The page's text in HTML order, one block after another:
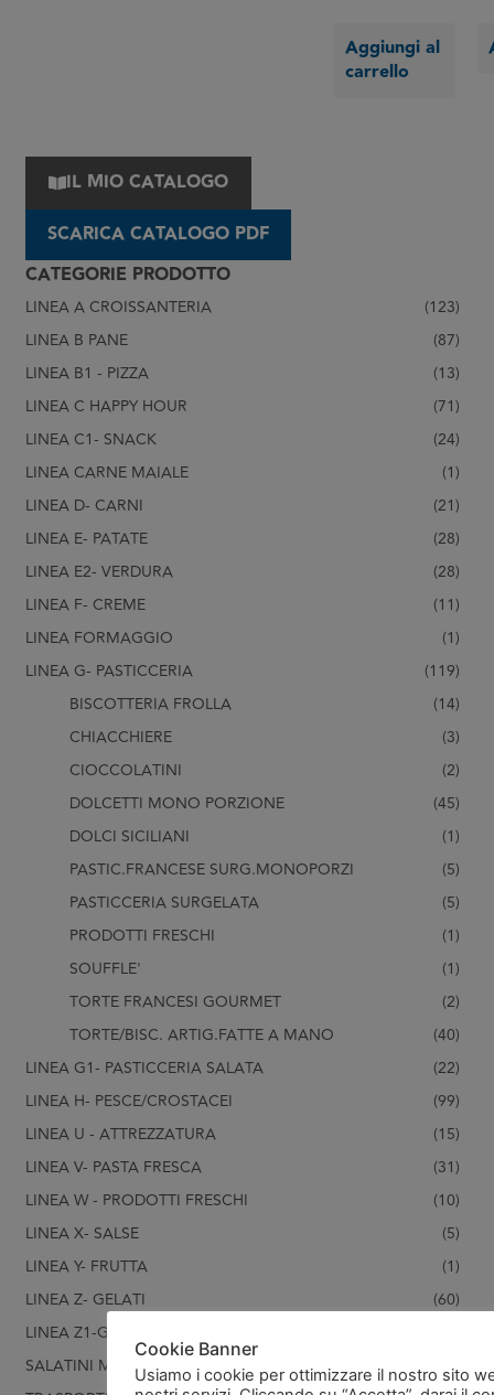
IL MIO CATALOGO
SCARICA CATALOGO PDF
CATEGORIE PRODOTTO
LINEA A CROISSANTERIA
(123)
LINEA B PANE
(87)
LINEA B1 - PIZZA
(13)
LINEA C HAPPY HOUR
(71)
LINEA C1- SNACK
(24)
LINEA CARNE MAIALE
(1)
LINEA D- CARNI
(21)
LINEA E- PATATE
(28)
LINEA E2- VERDURA
(28)
LINEA F- CREME
(11)
LINEA FORMAGGIO
(1)
LINEA G- PASTICCERIA
(119)
BISCOTTERIA FROLLA
(14)
CHIACCHIERE
(3)
CIOCCOLATINI
(2)
DOLCETTI MONO PORZIONE
(45)
DOLCI SICILIANI
(1)
PASTIC.FRANCESE SURG.MONOPORZI
(5)
PASTICCERIA SURGELATA
(5)
PRODOTTI FRESCHI
(1)
SOUFFLE'
(1)
TORTE FRANCESI GOURMET
(2)
TORTE/BISC. ARTIG.FATTE A MANO
(40)
LINEA G1- PASTICCERIA SALATA
(22)
LINEA H- PESCE/CROSTACEI
(99)
LINEA U - ATTREZZATURA
(15)
LINEA V- PASTA FRESCA
(31)
LINEA W - PRODOTTI FRESCHI
(10)
LINEA X- SALSE
(5)
LINEA Y- FRUTTA
(1)
LINEA Z- GELATI
(60)
LINEA Z1-GELATI FERRERO
SALATINI MISTI E PIZZETTE
(2)
Aggiungi al
carrello
Cookie Banner
Usiamo i cookie per ottimizzare il nostro sito